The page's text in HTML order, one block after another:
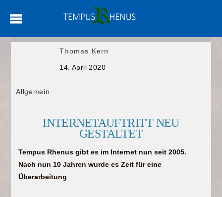
Thomas Kern
14. April 2020
Allgemein
INTERNETAUFTRITT NEU
GESTALTET
Tempus Rhenus gibt es im Internet nun seit 2005.
Nach nun 10 Jahren wurde es Zeit für eine
Überarbeitung